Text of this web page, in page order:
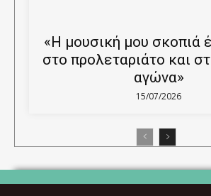
«Η μουσική μου σκοπιά
στο προλεταριάτο και
αγώνα»
15/07/2026